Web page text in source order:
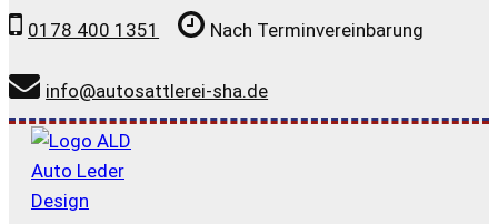
Inhalt
0178 400 1351 Nach Terminvereinbarung
info@autosattlerei-sha.de